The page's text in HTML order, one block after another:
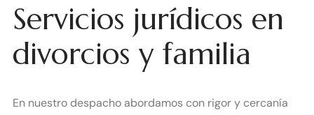
Servicios jurídicos en
divorcios y familia
En nuestro despacho abordamos con rigor y cercanía